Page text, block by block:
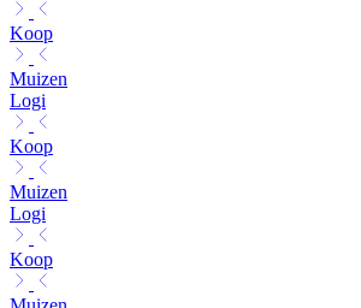
Koop
Muizen
Logi
Koop
Muizen
Logi
Koop